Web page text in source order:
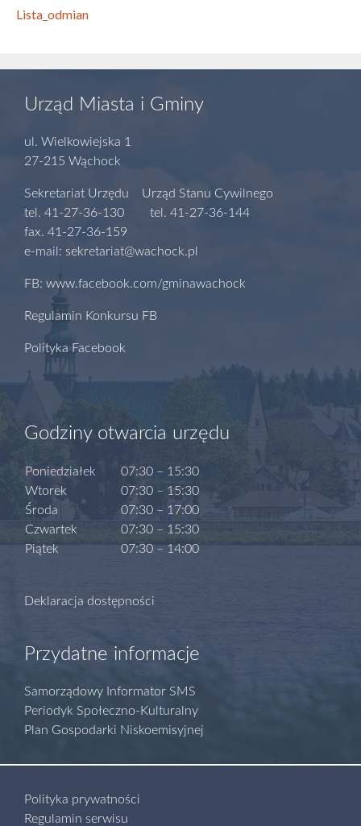
Lista_odmian
Urząd Miasta i Gminy
ul. Wielkowiejska 1
27-215 Wąchock
Sekretariat Urzędu Urząd Stanu Cywilnego
tel. 41-27-36-130 tel. 41-27-36-144
fax. 41-27-36-159
e-mail: sekretariat@wachock.pl
FB: www.facebook.com/gminawachock
Regulamin Konkursu FB
Polityka Facebook
Godziny otwarcia urzędu
Poniedziałek
Wtorek
Środa
Czwartek
Piątek
07:30 – 15:30
07:30 – 15:30
07:30 – 17:00
07:30 – 15:30
07:30 – 14:00
Deklaracja dostępności
Przydatne informacje
Samorządowy Informator SMS
Periodyk Społeczno-Kulturalny
Plan Gospodarki Niskoemisyjnej
Polityka prywatności
Regulamin serwisu